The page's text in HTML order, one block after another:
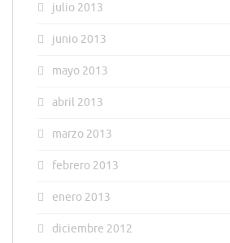
julio 2013
junio 2013
mayo 2013
abril 2013
marzo 2013
febrero 2013
enero 2013
diciembre 2012